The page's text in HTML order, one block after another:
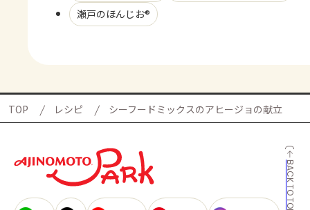
瀬戸のほんじお®
TOP レシピ シーフードミックスのアヒージョの献立
BACK TO TOP